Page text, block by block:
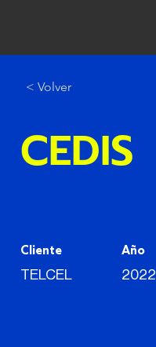
< Volver
CEDIS
Cliente
TELCEL
Año
2022